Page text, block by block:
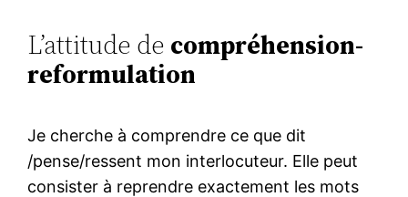
L’attitude de compréhension-
reformulation
Je cherche à comprendre ce que dit
/pense/ressent mon interlocuteur. Elle peut
consister à reprendre exactement les mots